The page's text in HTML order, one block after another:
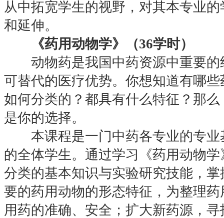
从中拓宽学生的视野，对其本专业
和延伸。
《药用动物学》（36学时）
动物药是我国中药资源中重要的
可替代的医疗优势。你想知道有哪
如何分类的？都具有什么特征？那
是你的选择。
本课程是一门中药各专业的专业
的全体学生。通过学习《药用动物
分类的基本知识与实验研究技能，
要的药用动物的形态特征，为整理
用药的准确、安全；扩大新药源，